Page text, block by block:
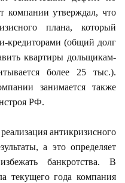
компании утверждал, что
плана, который
кредиторами (общий долг
квартиры дольщикам-
более 25 тыс.).
занимается также
РФ.
антикризисного
а это определяет
банкротства. В
текущего года компания